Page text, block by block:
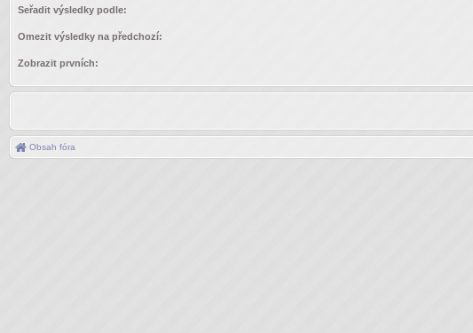
Seřadit výsledky podle:
Omezit výsledky na předchozí:
Zobrazit prvních:
Obsah fóra